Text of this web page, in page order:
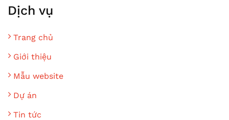
Dịch vụ
Trang chủ
Giới thiệu
Mẫu website
Dự án
Tin tức